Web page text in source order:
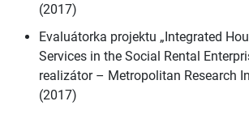
(2017)
Evaluátorka projektu „Integrated
Services in the Social Rental
realizátor – Metropolitan Research
(2017)